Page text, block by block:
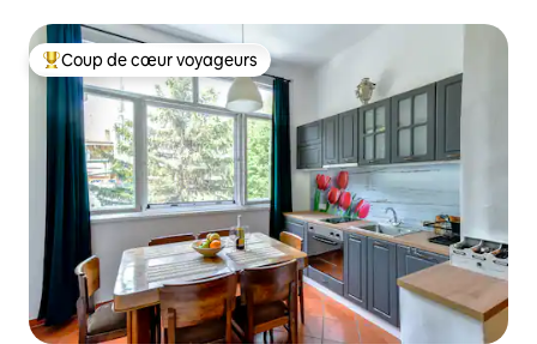
Coups de cœur voyageurs les plus appréciés
Coup de cœur voyageurs